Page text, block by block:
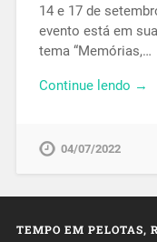
14 e 17 de
evento está em
tema “Memórias,…
Continue lendo →
04/07/2022
TEMPO EM PELOTAS,